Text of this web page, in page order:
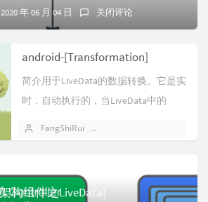
2020 年 06 月 04 日 关闭评论
android-[Transformation]
简介用于LiveData的数据转换。它是实
时，自动执行的，当LiveData中的
FangShiRui
构组件之LiveData]